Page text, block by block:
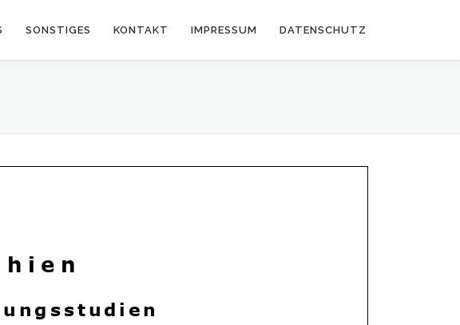
SONSTIGES KONTAKT IMPRESSUM DATENSCHUTZ